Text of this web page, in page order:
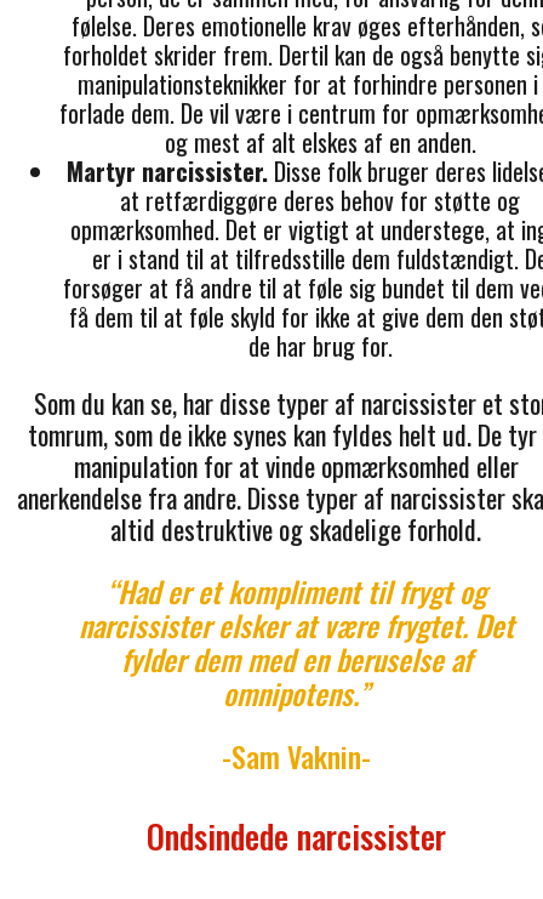
følelse. Deres emotionelle krav øges efterhånden,
forholdet skrider frem. Dertil kan de også benytte
manipulationsteknikker for at forhindre personen
forlade dem. De vil være i centrum for
og mest af alt elskes af en anden.
Martyr narcissister. Disse folk bruger deres
at retfærdiggøre deres behov for støtte og
opmærksomhed. Det er vigtigt at understege, at
er i stand til at tilfredsstille dem fuldstændigt.
forsøger at få andre til at føle sig bundet til dem
få dem til at føle skyld for ikke at give dem den
de har brug for.
Som du kan se, har disse typer af narcissister et
tomrum, som de ikke synes kan fyldes helt ud. De
manipulation for at vinde opmærksomhed eller
anerkendelse fra andre. Disse typer af narcissister
altid destruktive og skadelige forhold.
“Had er et kompliment til frygt og
narcissister elsker at være frygtet. Det
fylder dem med en beruselse af
omnipotens.”
-Sam Vaknin-
Ondsindede narcissister